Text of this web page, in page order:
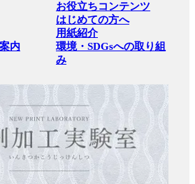
お役立ちコンテンツ
はじめての方へ
用紙紹介
内
環境・SDGsへの取り組
み